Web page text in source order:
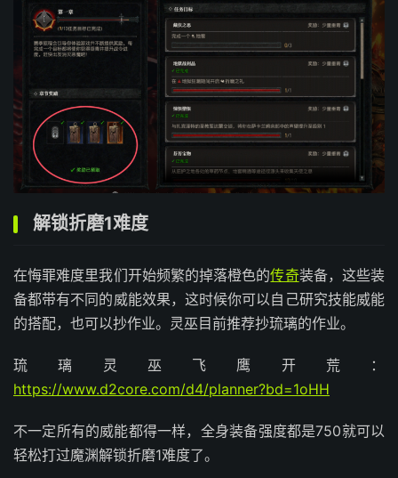
解锁折磨1难度
在悔罪难度里我们开始频繁的掉落橙色的传奇装备，这些装
备都带有不同的威能效果，这时候你可以自己研究技能威能
的搭配，也可以抄作业。灵巫目前推荐抄琉璃的作业。
琉璃灵巫飞鹰开荒：
https://www.d2core.com/d4/planner?bd=1oHH
不一定所有的威能都得一样，全身装备强度都是750就可以
轻松打过魔渊解锁折磨1难度了。